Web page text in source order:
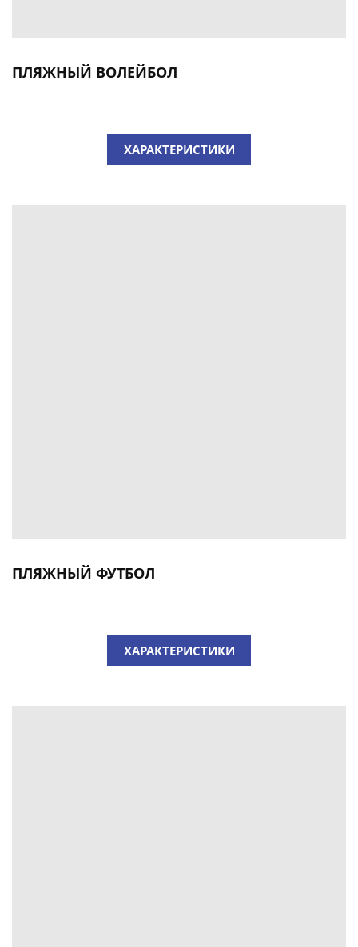
ПЛЯЖНЫЙ ВОЛЕЙБОЛ
ХАРАКТЕРИСТИКИ
ПЛЯЖНЫЙ ФУТБОЛ
ХАРАКТЕРИСТИКИ